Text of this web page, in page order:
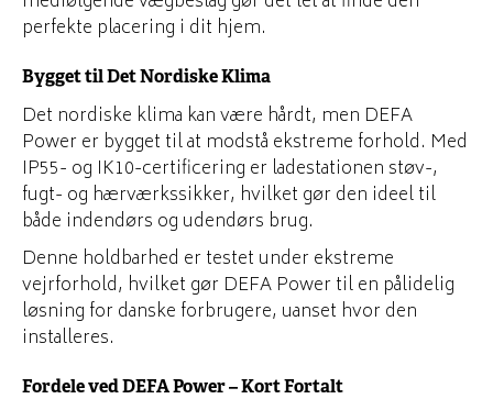
perfekte placering i dit hjem.
Bygget til Det Nordiske Klima
Det nordiske klima kan være hårdt, men DEFA
Power er bygget til at modstå ekstreme forhold. Med
IP55- og IK10-certificering er ladestationen støv-,
fugt- og hærværkssikker, hvilket gør den ideel til
både indendørs og udendørs brug.
Denne holdbarhed er testet under ekstreme
vejrforhold, hvilket gør DEFA Power til en pålidelig
løsning for danske forbrugere, uanset hvor den
installeres.
Fordele ved DEFA Power – Kort Fortalt